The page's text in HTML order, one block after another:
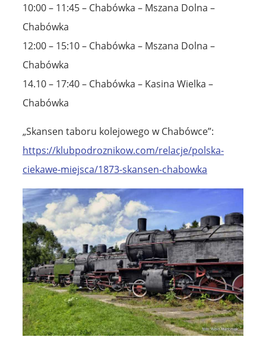
10:00 – 11:45 – Chabówka – Mszana Dolna –
Chabówka
12:00 – 15:10 – Chabówka – Mszana Dolna –
Chabówka
14.10 – 17:40 – Chabówka – Kasina Wielka –
Chabówka
„Skansen taboru kolejowego w Chabówce”:
https://klubpodroznikow.com/relacje/polska-
ciekawe-miejsca/1873-skansen-chabowka